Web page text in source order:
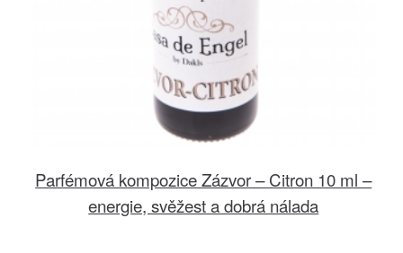
Parfémová kompozice Zázvor – Citron 10 ml –
energie, svěžest a dobrá nálada